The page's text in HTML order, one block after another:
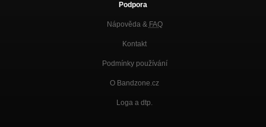
Podpora
Nápověda & FAQ
Kontakt
Podmínky používání
O Bandzone.cz
Loga a dtp.